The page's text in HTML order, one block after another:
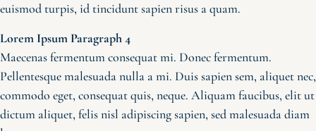
euismod turpis, id tincidunt sapien risus a quam.
Lorem Ipsum Paragraph 4
Maecenas fermentum consequat mi. Donec fermentum.
Pellentesque malesuada nulla a mi. Duis sapien sem, aliquet nec,
commodo eget, consequat quis, neque. Aliquam faucibus, elit ut
dictum aliquet, felis nisl adipiscing sapien, sed malesuada diam